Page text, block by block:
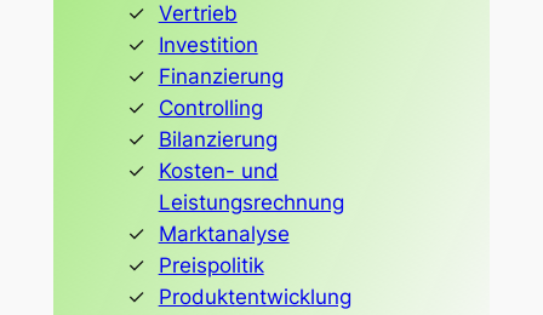
Vertrieb
Investition
Finanzierung
Controlling
Bilanzierung
Kosten- und
Leistungsrechnung
Marktanalyse
Preispolitik
Produktentwicklung